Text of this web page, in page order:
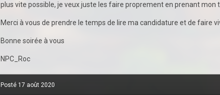
plus vite possible, je veux juste les faire proprement en prenant mon
Merci à vous de prendre le temps de lire ma candidature et de faire
Bonne soirée à vous
NPC_Roc
Posté 17 août 2020